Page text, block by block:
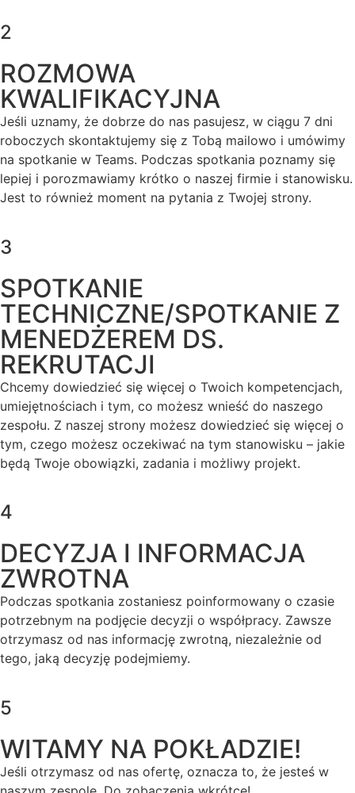
2
ROZMOWA
KWALIFIKACYJNA
Jeśli uznamy, że dobrze do nas pasujesz, w ciągu 7 dni
roboczych skontaktujemy się z Tobą mailowo i umówimy
na spotkanie w Teams. Podczas spotkania poznamy się
lepiej i porozmawiamy krótko o naszej firmie i stanowisku.
Jest to również moment na pytania z Twojej strony.
3
SPOTKANIE
TECHNICZNE/SPOTKANIE Z
MENEDŻEREM DS.
REKRUTACJI
Chcemy dowiedzieć się więcej o Twoich kompetencjach,
umiejętnościach i tym, co możesz wnieść do naszego
zespołu. Z naszej strony możesz dowiedzieć się więcej o
tym, czego możesz oczekiwać na tym stanowisku – jakie
będą Twoje obowiązki, zadania i możliwy projekt.
4
DECYZJA I INFORMACJA
ZWROTNA
Podczas spotkania zostaniesz poinformowany o czasie
potrzebnym na podjęcie decyzji o współpracy. Zawsze
otrzymasz od nas informację zwrotną, niezależnie od
tego, jaką decyzję podejmiemy.
5
WITAMY NA POKŁADZIE!
Jeśli otrzymasz od nas ofertę, oznacza to, że jesteś w